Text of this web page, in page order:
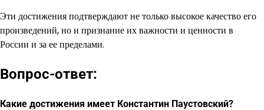
Эти достижения подтверждают не только высокое качество его
произведений, но и признание их важности и ценности в
России и за ее пределами.
Вопрос-ответ:
Какие достижения имеет Константин Паустовский?